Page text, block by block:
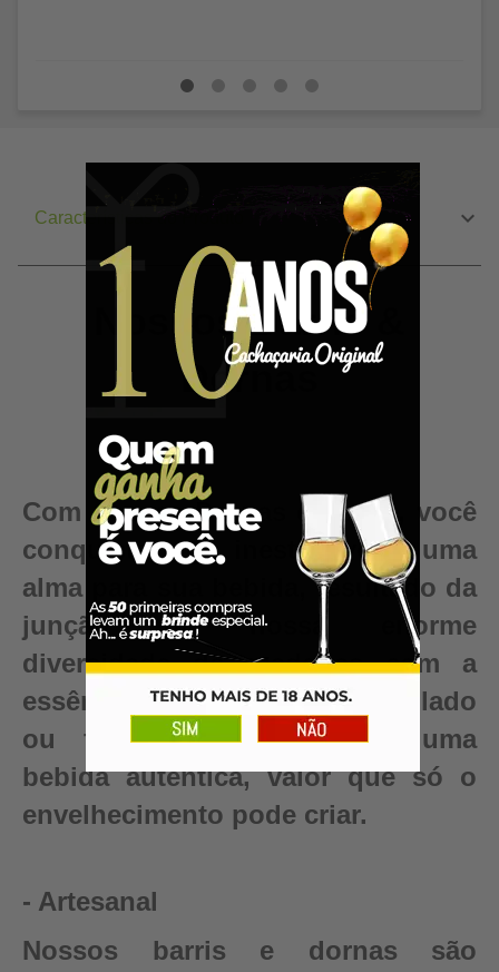
Características do Produto
Nossos Barris &
Dornas
Com nossas Dornas e Barris, você
conquista algo inestimável – uma
alma para sua bebida, resultado da
junção da nossa enorme
diversidade de madeiras com a
essência e pureza do seu destilado
ou fermentado. Conquiste uma
bebida autêntica, valor que só o
envelhecimento pode criar.
- Artesanal
Nossos barris e dornas são